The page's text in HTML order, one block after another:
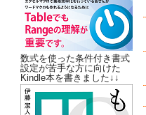
数式を使った条件付き書式
設定が苦手な方に向けた
Kindle本を書きました↓↓